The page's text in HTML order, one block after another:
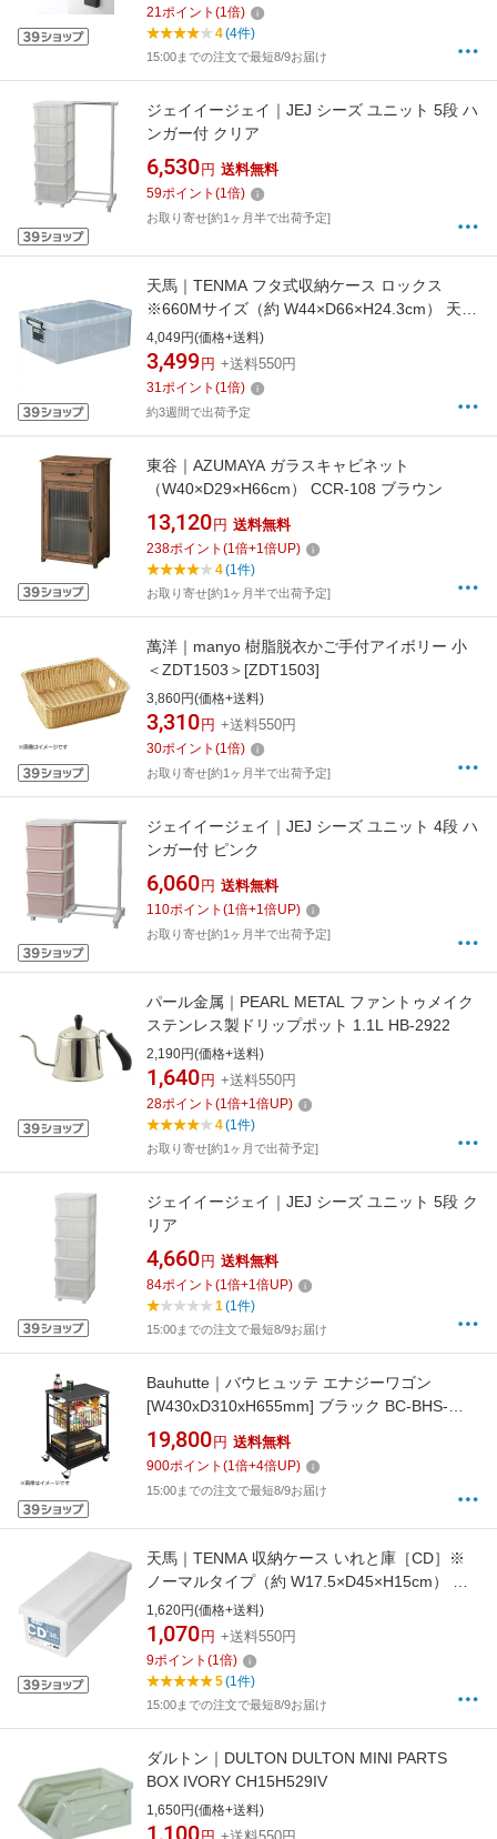
21ポイント (1倍)
4(4件)
15:00までの注文で最短8/9お届け
ジェイイージェイ｜JEJ シーズ ユニット 5段 ハ
ンガー付 クリア
6,530 円 送料無料
59ポイント (1倍)
お取り寄せ[約1ヶ月半で出荷予定]
天馬｜TENMA フタ式収納ケース ロックス
※660Mサイズ（約 W44×D66×H24.3cm） 天馬
（TENMA） クリア 110001179
4,049円(価格+送料)
3,499 円 +送料550円
31ポイント (1倍)
約3週間で出荷予定
東谷｜AZUMAYA ガラスキャビネット
（W40×D29×H66cm） CCR-108 ブラウン
13,120 円 送料無料
238ポイント (1倍+1倍UP)
4(1件)
お取り寄せ[約1ヶ月半で出荷予定]
萬洋｜manyo 樹脂脱衣かご手付アイボリー 小
＜ZDT1503＞[ZDT1503]
3,860円(価格+送料)
3,310 円 +送料550円
30ポイント (1倍)
お取り寄せ[約1ヶ月半で出荷予定]
ジェイイージェイ｜JEJ シーズ ユニット 4段 ハ
ンガー付 ピンク
6,060 円 送料無料
110ポイント (1倍+1倍UP)
お取り寄せ[約1ヶ月半で出荷予定]
パール金属｜PEARL METAL ファントゥメイク
ステンレス製ドリップポット 1.1L HB-2922
2,190円(価格+送料)
1,640 円 +送料550円
28ポイント (1倍+1倍UP)
4(1件)
お取り寄せ[約1ヶ月で出荷予定]
ジェイイージェイ｜JEJ シーズ ユニット 5段 ク
リア
4,660 円 送料無料
84ポイント (1倍+1倍UP)
1(1件)
15:00までの注文で最短8/9お届け
Bauhutte｜バウヒュッテ エナジーワゴン
[W430xD310xH655mm] ブラック BC-BHS-
430EW-BK
19,800 円 送料無料
900ポイント (1倍+4倍UP)
15:00までの注文で最短8/9お届け
天馬｜TENMA 収納ケース いれと庫［CD］※
ノーマルタイプ（約 W17.5×D45×H15cm） 天
馬（TENMA） オールクリア 110001032
1,620円(価格+送料)
1,070 円 +送料550円
9ポイント (1倍)
5(1件)
15:00までの注文で最短8/9お届け
ダルトン｜DULTON DULTON MINI PARTS
BOX IVORY CH15H529IV
1,650円(価格+送料)
1,100